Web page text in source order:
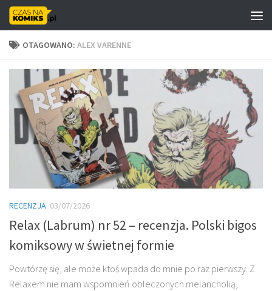
Skip to content
OTAGOWANO: ALEX VARENNE
RECENZJA 03/07/2026
Relax (Labrum) nr 52 – recenzja. Polski bigos
komiksowy w świetnej formie
Powtórzę się, ale może ktoś wpada do mnie po raz pierwszy. Z
Relaxem nie mam wspomnień obleczonych melancholią,